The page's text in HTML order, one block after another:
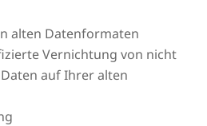
alten Datenformaten
Vernichtung von nicht
auf Ihrer alten